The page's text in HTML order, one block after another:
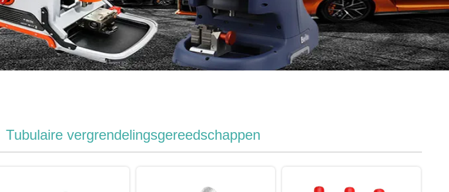
Tubulaire vergrendelingsgereedschappen